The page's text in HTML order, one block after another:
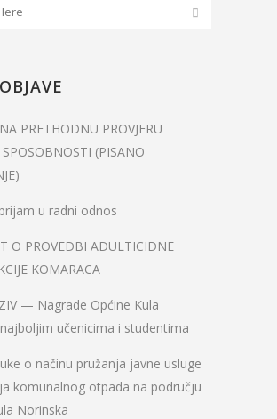
PRETHODNU PROVJERU
(PISANO
u radni odnos
O PROVEDBI ADULTICIDNE
KOMARACA
— Nagrade Općine Kula
učenicima i studentima
o načinu pružanja javne usluge
komunalnog otpada na području
Norinska